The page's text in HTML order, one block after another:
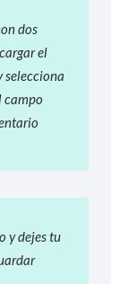
dos
el
selecciona
campo
y dejes tu